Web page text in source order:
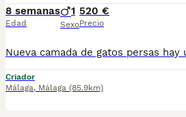
8 semanas
Edad
1
Sexo
520 €
Precio
Criador
Málaga, Málaga (85.9km)